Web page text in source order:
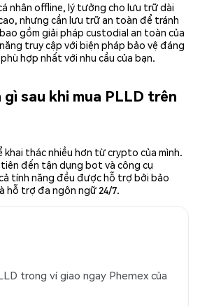
nhân offline, lý tưởng cho lưu trữ dài
nhưng cần lưu trữ an toàn để tránh
gồm giải pháp custodial an toàn của
truy cập với biện pháp bảo vệ đáng
hợp nhất với nhu cầu của bạn.
sau khi mua PLLD trên
khai thác nhiều hơn từ crypto của mình.
đến tận dụng bot và công cụ
tính năng đều được hỗ trợ bởi bảo
hỗ trợ đa ngôn ngữ 24/7.
trong ví giao ngay Phemex của